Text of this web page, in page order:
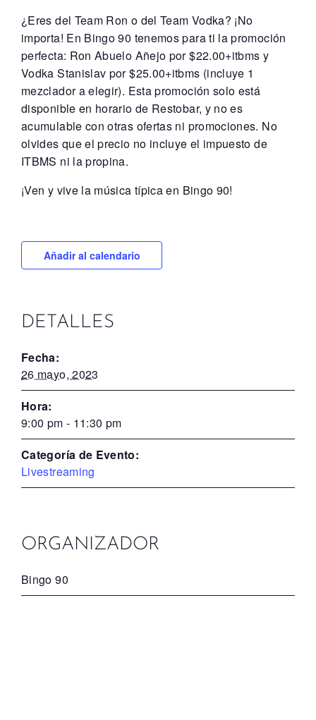
¿Eres del Team Ron o del Team Vodka? ¡No
importa! En Bingo 90 tenemos para ti la promoción
perfecta: Ron Abuelo Añejo por $22.00+itbms y
Vodka Stanislav por $25.00+itbms (incluye 1
mezclador a elegir). Esta promoción solo está
disponible en horario de Restobar, y no es
acumulable con otras ofertas ni promociones. No
olvides que el precio no incluye el impuesto de
ITBMS ni la propina.
¡Ven y vive la música típica en Bingo 90!
Añadir al calendario
DETALLES
Fecha:
26 mayo, 2023
Hora:
9:00 pm - 11:30 pm
Categoría de Evento:
Livestreaming
ORGANIZADOR
Bingo 90